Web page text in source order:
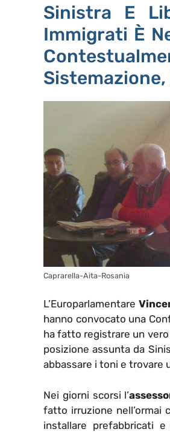
Sinistra E
Immigrati È
Sistemazione,
Caprarella-Aita-Rosania
L’Europarlamentare
hanno convocato una
ha fatto registrare un
posizione assunta da
abbassare i toni e trovare
Nei giorni scorsi l’
fatto irruzione nell’ormai
installare prefabbricati